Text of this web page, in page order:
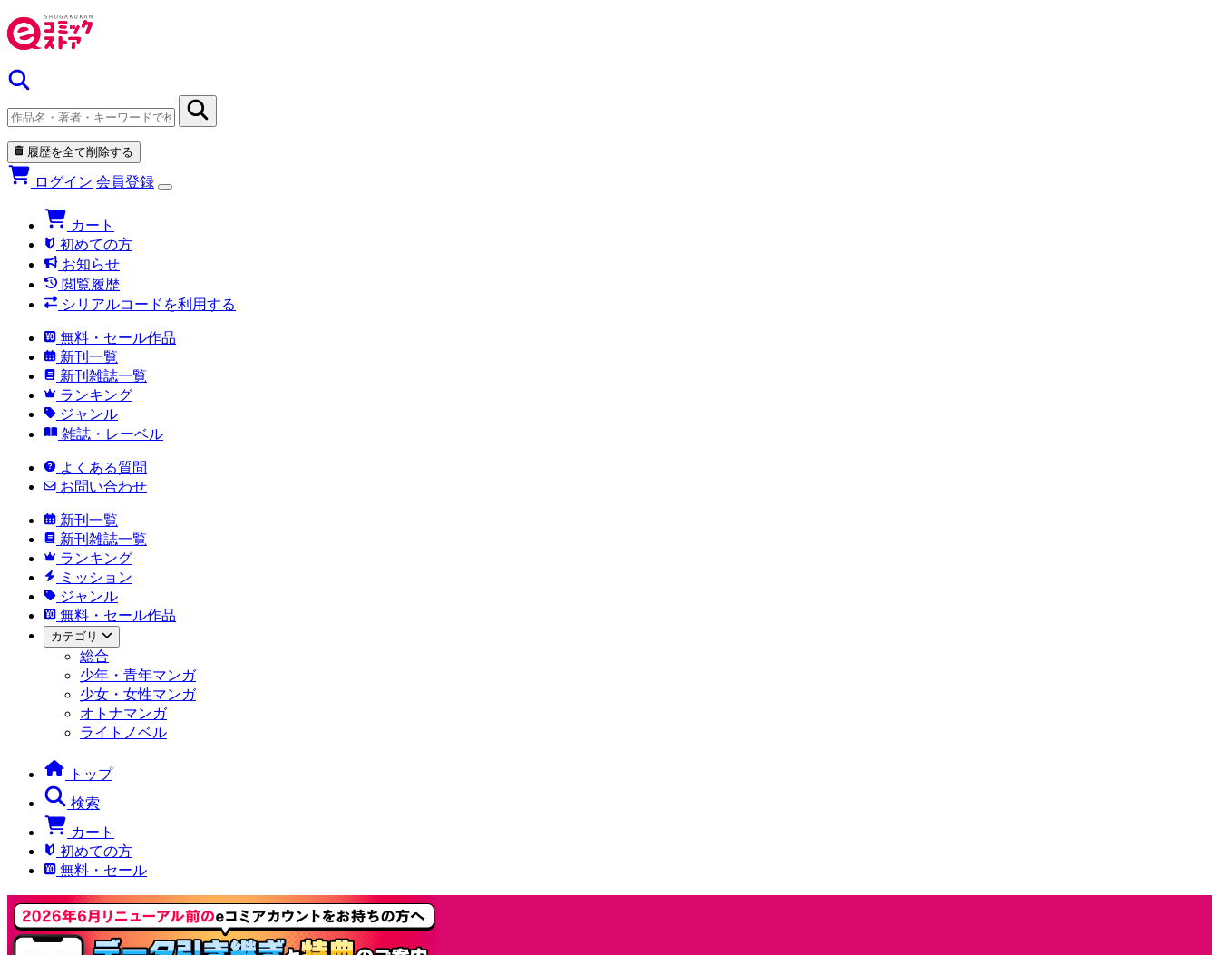
履歴を全て削除する
ログイン 会員登録
カート
初めての方
お知らせ
閲覧履歴
シリアルコードを利用する
無料・セール作品
新刊一覧
新刊雑誌一覧
ランキング
ジャンル
雑誌・レーベル
よくある質問
お問い合わせ
新刊一覧
新刊雑誌一覧
ランキング
ミッション
ジャンル
無料・セール作品
カテゴリ
総合
少年・青年マンガ
少女・女性マンガ
オトナマンガ
ライトノベル
トップ
検索
カート
初めての方
無料・セール